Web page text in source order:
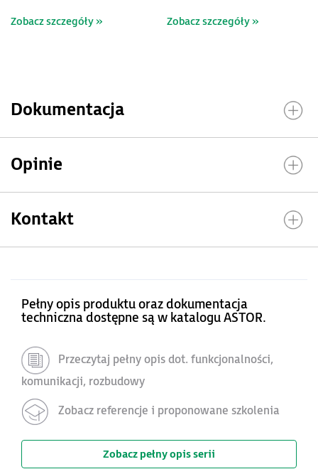
Zobacz szczegóły » Zobacz szczegóły »
Dokumentacja
Opinie
Kontakt
Pełny opis produktu oraz dokumentacja
techniczna dostępne są w katalogu ASTOR.
Przeczytaj pełny opis dot. funkcjonalności,
komunikacji, rozbudowy
Zobacz referencje i proponowane szkolenia
Zobacz pełny opis serii